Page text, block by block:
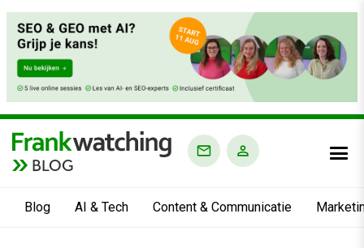
BLOG
Blog AI & Tech Content & Communicatie